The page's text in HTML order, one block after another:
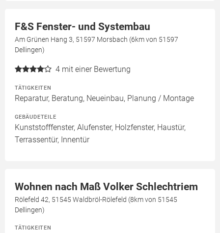
F&S Fenster- und Systembau
Am Grünen Hang 3, 51597 Morsbach (6km von 51597
Dellingen)
4 mit einer Bewertung
TÄTIGKEITEN
Reparatur, Beratung, Neueinbau, Planung / Montage
GEBÄUDETEILE
Kunststofffenster, Alufenster, Holzfenster, Haustür,
Terrassentür, Innentür
Wohnen nach Maß Volker Schlechtriem
Rölefeld 42, 51545 Waldbröl-Rölefeld (8km von 51545
Dellingen)
TÄTIGKEITEN